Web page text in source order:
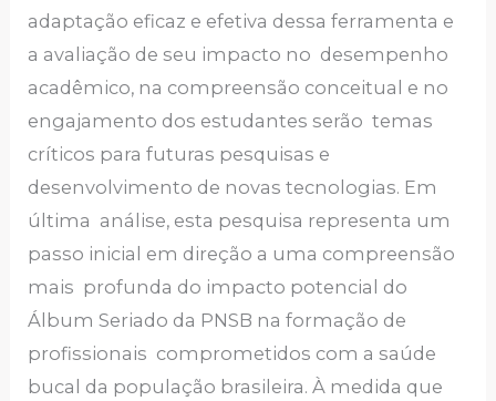
adaptação eficaz e efetiva dessa ferramenta e
a avaliação de seu impacto no desempenho
acadêmico, na compreensão conceitual e no
engajamento dos estudantes serão temas
críticos para futuras pesquisas e
desenvolvimento de novas tecnologias. Em
última análise, esta pesquisa representa um
passo inicial em direção a uma compreensão
mais profunda do impacto potencial do
Álbum Seriado da PNSB na formação de
profissionais comprometidos com a saúde
bucal da população brasileira. À medida que